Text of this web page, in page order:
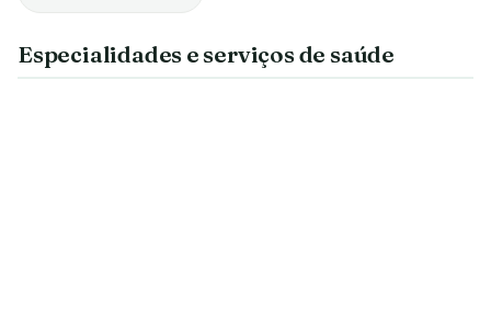
Especialidades e serviços de saúde